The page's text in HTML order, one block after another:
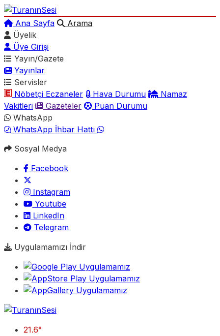
Ana Sayfa
Arama
Üyelik
Üye Girişi
Yayın/Gazete
Yayınlar
Servisler
Nöbetçi Eczaneler
Hava Durumu
Namaz
Vakitleri
Gazeteler
Puan Durumu
WhatsApp
WhatsApp İhbar Hattı
Sosyal Medya
Facebook
Instagram
Youtube
LinkedIn
Telegram
Uygulamamızı İndir
21.6°